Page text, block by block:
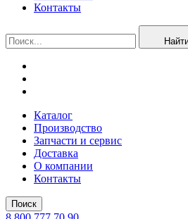
Контакты
Каталог
Производство
Запчасти и сервис
Доставка
О компании
Контакты
Поиск